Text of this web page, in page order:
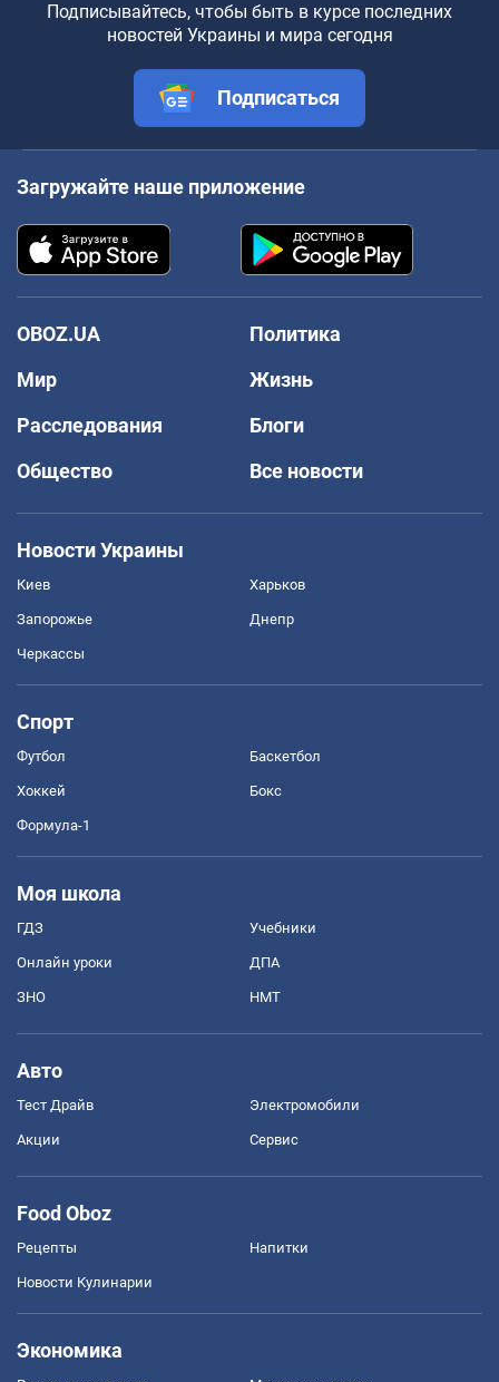
Подписывайтесь, чтобы быть в курсе последних
новостей Украины и мира сегодня
Подписаться
Загружайте наше приложение
OBOZ.UA
Политика
Мир
Жизнь
Расследования
Блоги
Общество
Все новости
Новости Украины
Киев Харьков
Запорожье Днепр
Черкассы
Спорт
Футбол Баскетбол
Хоккей Бокс
Формула-1
Моя школа
ГДЗ Учебники
Онлайн уроки ДПА
ЗНО НМТ
Авто
Тест Драйв Электромобили
Акции Сервис
Food Oboz
Рецепты Напитки
Новости Кулинарии
Экономика